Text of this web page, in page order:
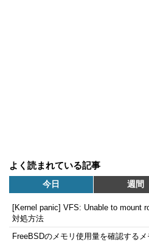
よく読まれている記事
今日 週間
[Kernel panic] VFS: Unable to mount
対処方法
FreeBSDのメモリ使用量を確認するメ